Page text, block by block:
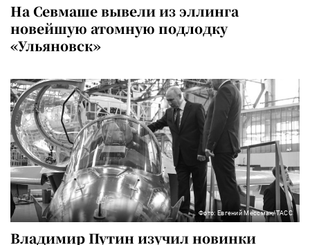
На Севмаше вывели из эллинга
новейшую атомную подлодку
«Ульяновск»
Фото: Евгений Мессман/ТАСС
Владимир Путин изучил новинки